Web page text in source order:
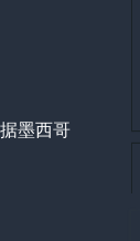
墨西哥